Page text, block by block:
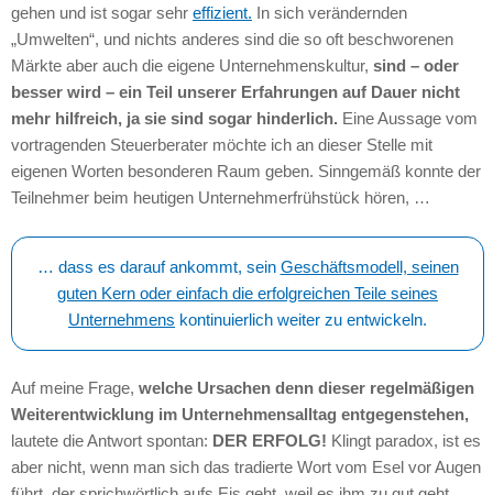
gehen und ist sogar sehr effizient. In sich verändernden
„Umwelten“, und nichts anderes sind die so oft beschworenen
Märkte aber auch die eigene Unternehmenskultur, sind – oder
besser wird – ein Teil unserer Erfahrungen auf Dauer nicht
mehr hilfreich, ja sie sind sogar hinderlich. Eine Aussage vom
vortragenden Steuerberater möchte ich an dieser Stelle mit
eigenen Worten besonderen Raum geben. Sinngemäß konnte der
Teilnehmer beim heutigen Unternehmerfrühstück hören, …
… dass es darauf ankommt, sein Geschäftsmodell, seinen
guten Kern oder einfach die erfolgreichen Teile seines
Unternehmens kontinuierlich weiter zu entwickeln.
Auf meine Frage, welche Ursachen denn dieser regelmäßigen
Weiterentwicklung im Unternehmensalltag entgegenstehen,
lautete die Antwort spontan: DER ERFOLG! Klingt paradox, ist es
aber nicht, wenn man sich das tradierte Wort vom Esel vor Augen